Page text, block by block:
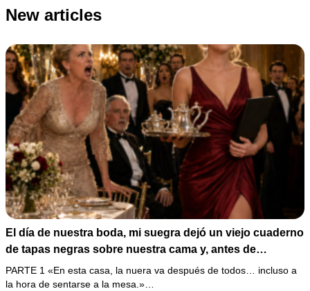
New articles
El día de nuestra boda, mi suegra dejó un viejo cuaderno
de tapas negras sobre nuestra cama y, antes de
marcharse, dijo: «En esta familia todos deben cumplir
una misma regla…».
PARTE 1 «En esta casa, la nuera va después de todos… incluso a
la hora de sentarse a la mesa.»…